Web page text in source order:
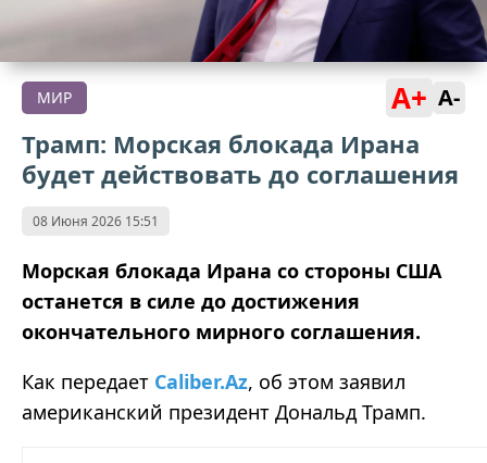
МИР A+ A-
Трамп: Морская блокада Ирана
будет действовать до соглашения
08 Июня 2026 15:51
Морская блокада Ирана со стороны США
останется в силе до достижения
окончательного мирного соглашения.
Как передает Caliber.Az, об этом заявил
американский президент Дональд Трамп.